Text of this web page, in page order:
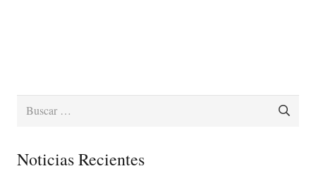
Buscar:
Noticias Recientes